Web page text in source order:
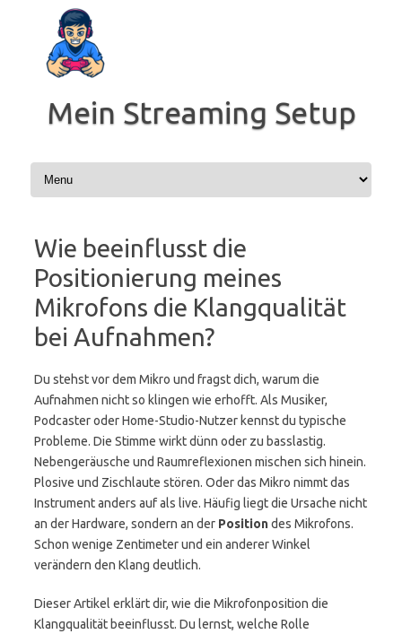
springen
Mein Streaming Setup
Wie beeinflusst die
Positionierung meines
Mikrofons die Klangqualität
bei Aufnahmen?
Du stehst vor dem Mikro und fragst dich, warum die
Aufnahmen nicht so klingen wie erhofft. Als Musiker,
Podcaster oder Home-Studio-Nutzer kennst du typische
Probleme. Die Stimme wirkt dünn oder zu basslastig.
Nebengeräusche und Raumreflexionen mischen sich hinein.
Plosive und Zischlaute stören. Oder das Mikro nimmt das
Instrument anders auf als live. Häufig liegt die Ursache nicht
an der Hardware, sondern an der Positiondes Mikrofons.
Schon wenige Zentimeter und ein anderer Winkel
verändern den Klang deutlich.
Dieser Artikel erklärt dir, wie die Mikrofonposition die
Klangqualität beeinflusst. Du lernst, welche Rolle